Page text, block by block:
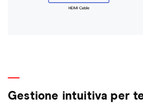
Gestione intuitiva per